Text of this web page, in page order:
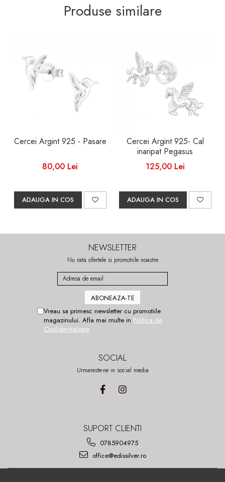
Produse similare
Cercei Argint 925 - Pasare
80,00 Lei
ADAUGA IN COS
Cercei Argint 925- Cal
inaripat Pegasus
125,00 Lei
ADAUGA IN COS
NEWSLETTER
Nu rata ofertele si promotiile noastre
Vreau sa primesc newsletter cu promotiile
magazinului. Afla mai multe in Politica de
Confidentialitate
SOCIAL
Urmareste-ne in social media
SUPORT CLIENTI
0785904975
office@edissilver.ro